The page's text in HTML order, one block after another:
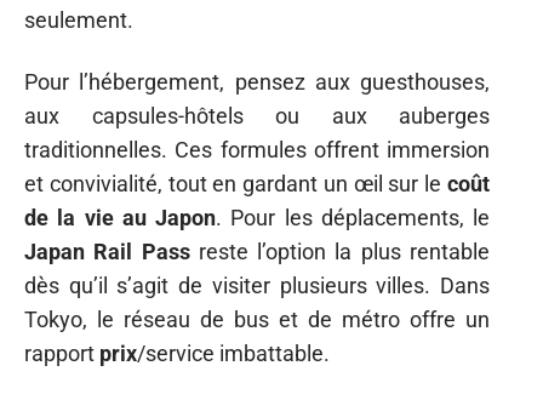
seulement.
Pour l’hébergement, pensez aux guesthouses,
aux capsules-hôtels ou aux auberges
traditionnelles. Ces formules offrent immersion
et convivialité, tout en gardant un œil sur le coût
de la vie au Japon. Pour les déplacements, le
Japan Rail Passreste l’option la plus rentable
dès qu’il s’agit de visiter plusieurs villes. Dans
Tokyo, le réseau de bus et de métro offre un
rapport prix/service imbattable.